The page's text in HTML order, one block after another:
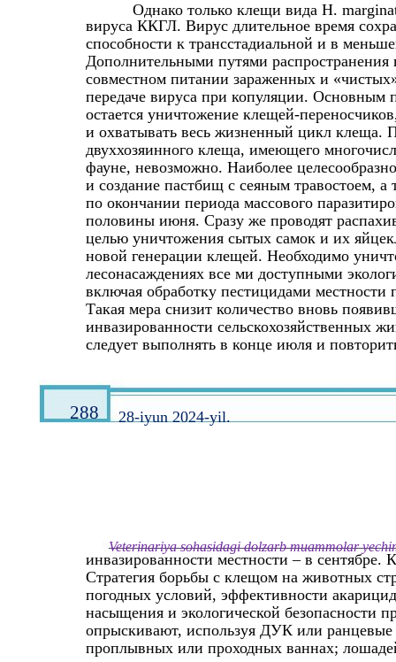
288 28-iyun 2024-yil.
Однако только клещи вида H.
вируса ККГЛ. Вирус длительное время
способности к трансстадиальной и в
Дополнительными путями
совместном питании зараженных и
передаче вируса при копуляции.
остается уничтожение клещей-
и охватывать весь жизненный цикл клеща.
двуххозяинного клеща, имеющего
фауне, невозможно. Наиболее
и создание пастбищ с сеяным травостоем, а
по окончании периода массового
половины июня. Сразу же проводят
целью уничтожения сытых самок и их
новой генерации клещей. Необходимо
лесонасаждениях все ми доступными
включая обработку пестицидами
Такая мера снизит количество вновь
инвазированности сельскохозяйственных
следует выполнять в конце июля и
Veterinariya sohasidagi dolzarb muammolar
инвазированности местности – в
Стратегия борьбы с клещом на животных
погодных условий, эффективности
насыщения и экологической безопасности
опрыскивают, используя ДУК или
проплывных или проходных ваннах;